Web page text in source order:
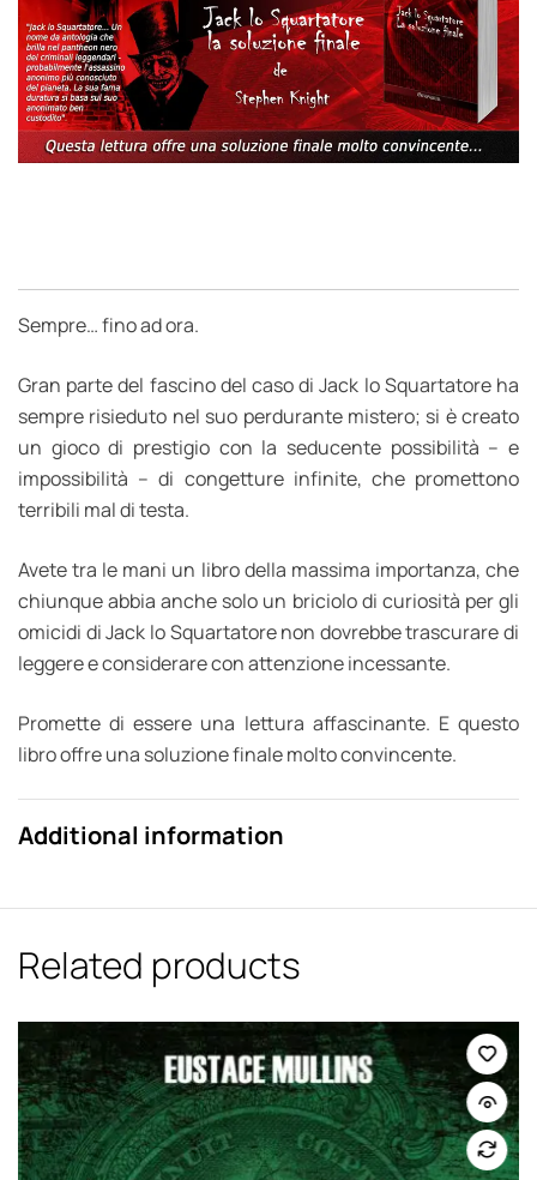
Sempre… fino ad ora.
Gran parte del fascino del caso di Jack lo Squartatore ha
sempre risieduto nel suo perdurante mistero; si è creato
un gioco di prestigio con la seducente possibilità – e
impossibilità – di congetture infinite, che promettono
terribili mal di testa.
Avete tra le mani un libro della massima importanza, che
chiunque abbia anche solo un briciolo di curiosità per gli
omicidi di Jack lo Squartatore non dovrebbe trascurare di
leggere e considerare con attenzione incessante.
Promette di essere una lettura affascinante. E questo
libro offre una soluzione finale molto convincente.
Additional information
Related products